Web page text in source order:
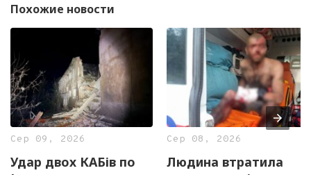
Похожие новости
Сер 09, 2026
Удар двох КАБів по
Сер 08, 2026
Людина втратила